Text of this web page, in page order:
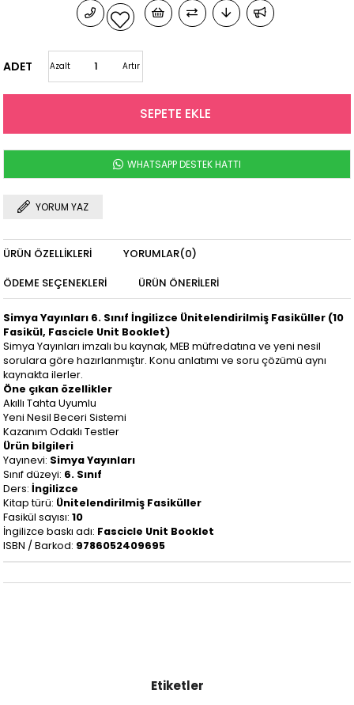
ADET Artır
Azalt
WHATSAPP DESTEK HATTI
YORUM YAZ
ÜRÜN ÖZELLIKLERI YORUMLAR(0)
ÖDEME SEÇENEKLERI
ÜRÜN ÖNERILERI
Simya Yayınları 6. Sınıf İngilizce Ünitelendirilmiş Fasiküller (10
Fasikül, Fascicle Unit Booklet)
Simya Yayınları imzalı bu kaynak, MEB müfredatına ve yeni nesil
sorulara göre hazırlanmıştır. Konu anlatımı ve soru çözümü aynı
kaynakta ilerler.
Öne çıkan özellikler
Akıllı Tahta Uyumlu
Yeni Nesil Beceri Sistemi
Kazanım Odaklı Testler
Ürün bilgileri
Yayınevi: Simya Yayınları
Sınıf düzeyi: 6. Sınıf
Ders:İngilizce
Kitap türü: Ünitelendirilmiş Fasiküller
Fasikül sayısı:10
İngilizce baskı adı: Fascicle Unit Booklet
ISBN / Barkod: 9786052409695
Etiketler